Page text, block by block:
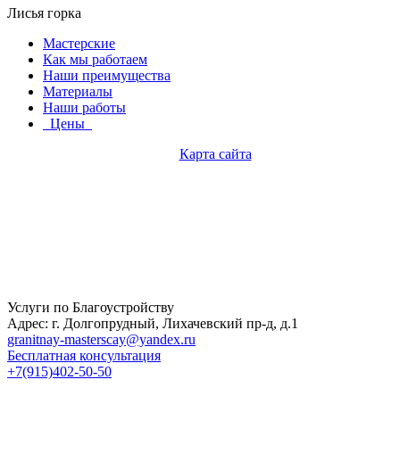
Лисья горка
Мастерские
Как мы работаем
Наши преимущества
Материалы
Наши работы
Цены
Карта сайта
Услуги по Благоустройству
Адрес: г. Долгопрудный, Лихачевский пр-д, д.1
granitnay-masterscay@yandex.ru
Бесплатная консультация
+7(915)402-50-50